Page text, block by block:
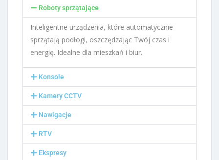
Roboty sprzątające
Inteligentne urządzenia, które automatycznie
sprzątają podłogi, oszczędzając Twój czas i
energię. Idealne dla mieszkań i biur.
Konsole
Kamery CCTV
Nawigacje
RTV
Ekspresy